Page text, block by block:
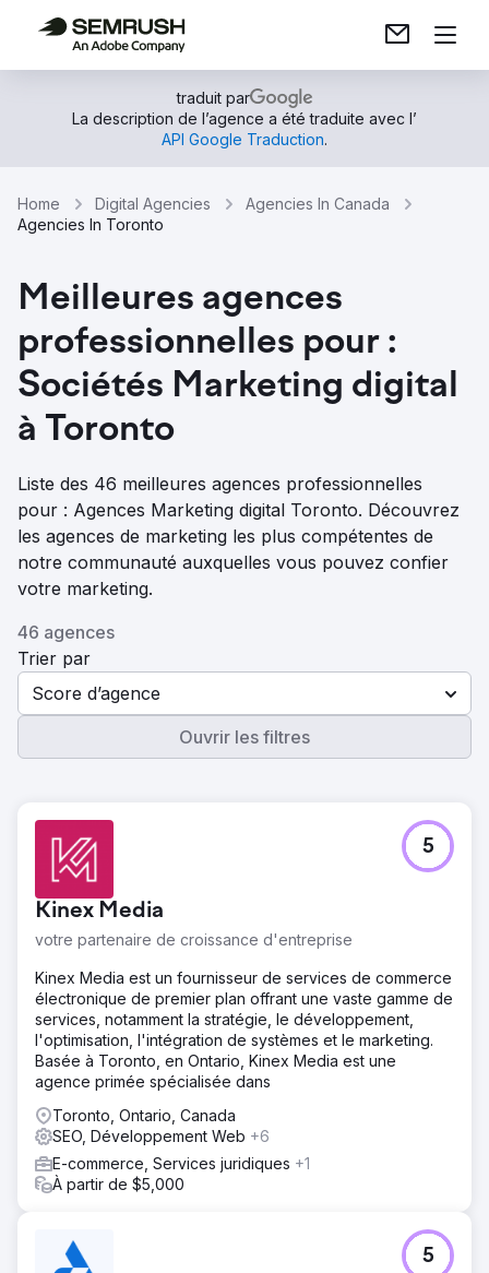
traduit par
La description de l’agence a été traduite avec l’
API Google Traduction.
Home Digital Agencies
Agencies In Canada
Agencies In Toronto
Meilleures agences
professionnelles pour :
Sociétés Marketing digital
à Toronto
Liste des 46 meilleures agences professionnelles
pour : Agences Marketing digital Toronto. Découvrez
les agences de marketing les plus compétentes de
notre communauté auxquelles vous pouvez confier
votre marketing.
46 agences
Trier par
Score d’agence
Ouvrir les filtres
Kinex Media
votre partenaire de croissance d'entreprise
5
Kinex Media est un fournisseur de services de commerce
électronique de premier plan offrant une vaste gamme de
services, notamment la stratégie, le développement,
l'optimisation, l'intégration de systèmes et le marketing.
Basée à Toronto, en Ontario, Kinex Media est une
agence primée spécialisée dans
Toronto, Ontario, Canada
SEO, Développement Web +6
E-commerce, Services juridiques +1
À partir de $5,000
5